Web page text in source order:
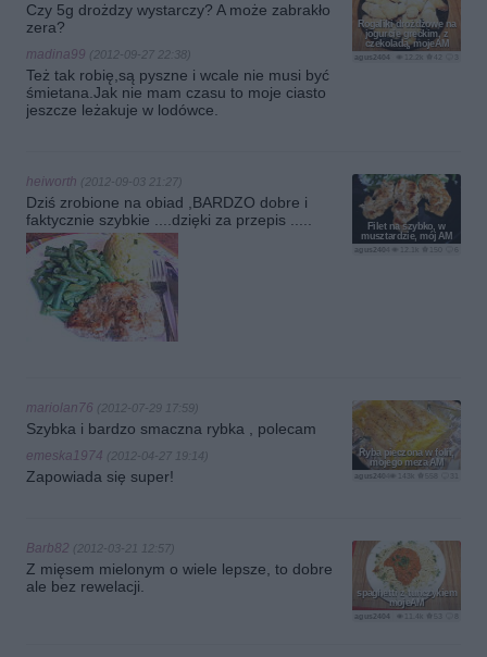
Rogaliki drożdżowe na
jogurcie greckim, z
czekoladą, mojeAM
42
agus2404
Czy 5g drożdzy wystarczy? A może zabrakło
zera?
madina99 (2012-09-27 22:38)
Też tak robię,są pyszne i wcale nie musi być
śmietana.Jak nie mam czasu to moje ciasto
jeszcze leżakuje w lodówce.
Filet na szybko, w
musztardzie, mój AM
agus2404
heiworth (2012-09-03 21:27)
Dziś zrobione na obiad ,BARDZO dobre i
faktycznie szybkie ....dzięki za przepis .....
Ryba pieczona w folii,
mojego meza AM
143k
agus2404
mariolan76 (2012-07-29 17:59)
Szybka i bardzo smaczna rybka , polecam
emeska1974 (2012-04-27 19:14)
Zapowiada się super!
spaghetti z tunczykiem
mojeAM
11.4k
agus2404
Barb82 (2012-03-21 12:57)
Z mięsem mielonym o wiele lepsze, to dobre
ale bez rewelacji.